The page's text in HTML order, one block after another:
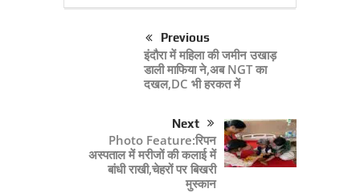
Previous
इंदौरा में महिला की जमीन उखाड़
डाली माफिया ने,अब NGT का
दखल,DC भी हरकत में
Next
Photo Feature:रिपन
अस्‍पताल में मरीजों की कलाई में
बांधी राखी,चेहरों पर बिखरी
मुस्‍कान